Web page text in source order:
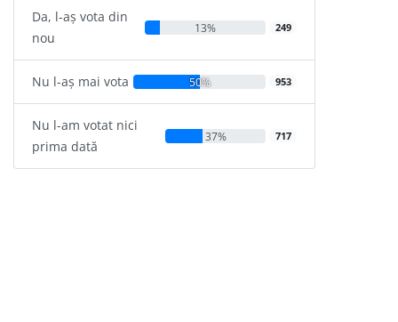
Da, l-aș vota din
nou
13% 249
Nu l-aș mai vota 50% 953
Nu l-am votat nici
prima dată
37% 717